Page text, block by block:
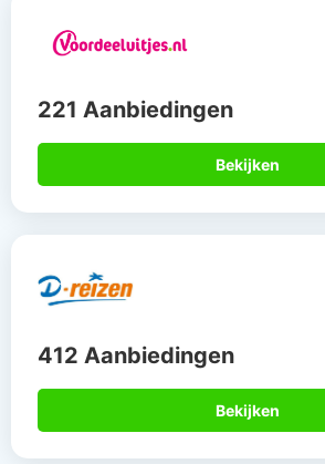
221 Aanbiedingen
Bekijken
412 Aanbiedingen
Bekijken